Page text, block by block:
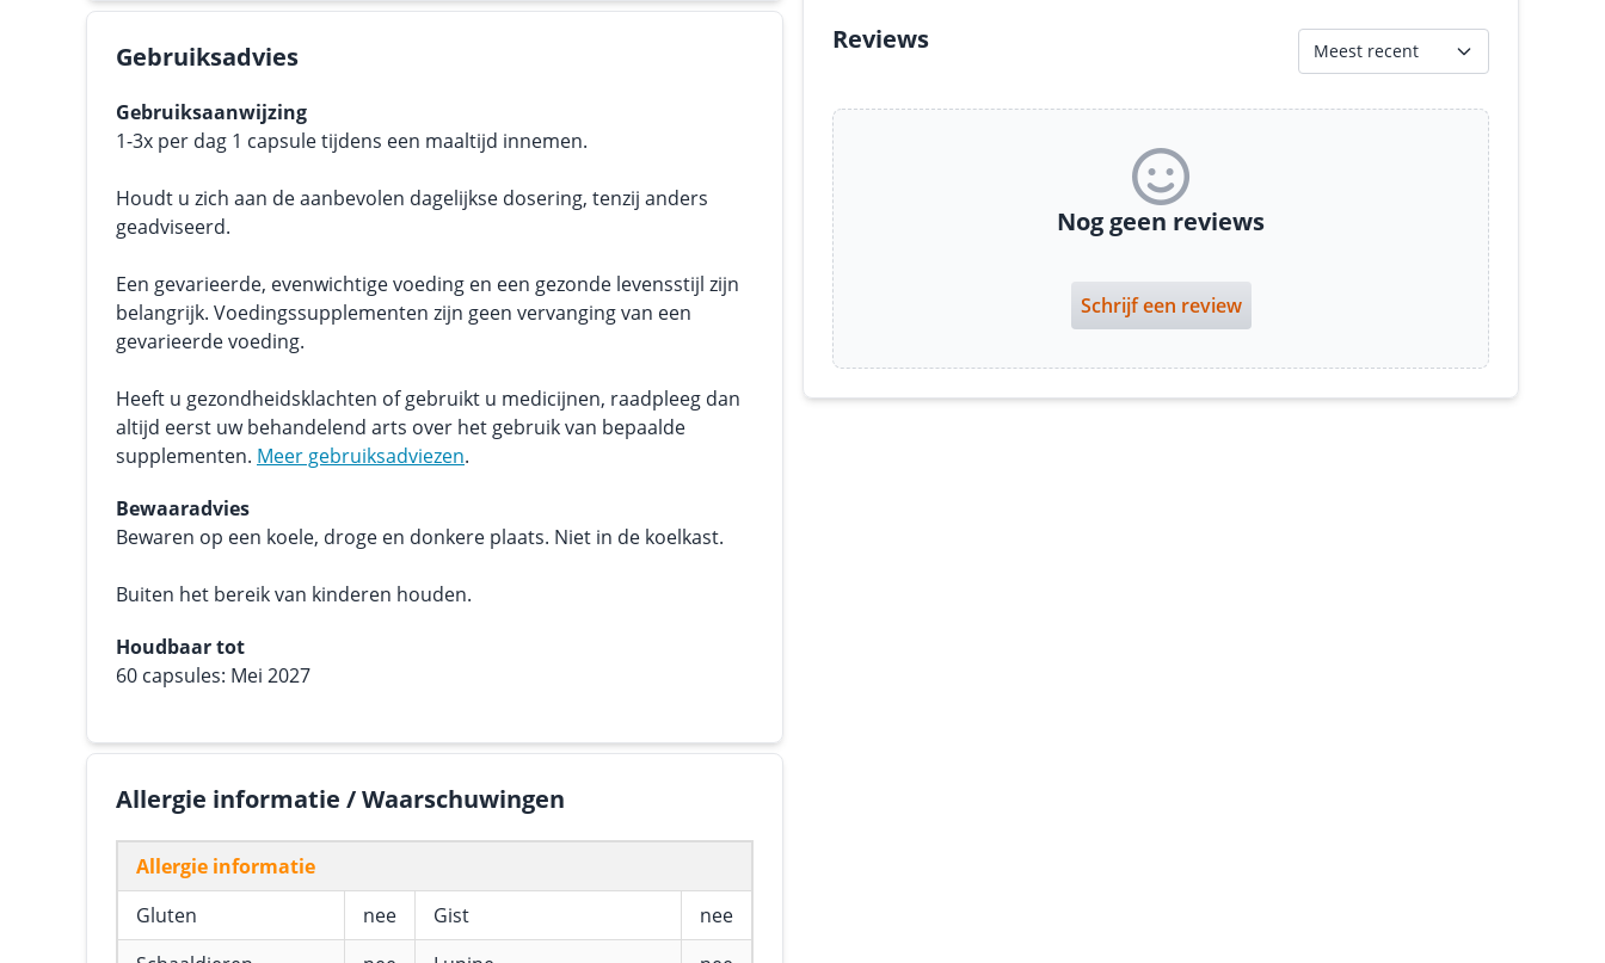
Gebruiksadvies
Gebruiksaanwijzing
1-3x per dag 1 capsule tijdens een maaltijd innemen.
Houdt u zich aan de aanbevolen dagelijkse dosering, tenzij anders
geadviseerd.
Een gevarieerde, evenwichtige voeding en een gezonde levensstijl zijn
belangrijk. Voedingssupplementen zijn geen vervanging van een
gevarieerde voeding.
Heeft u gezondheidsklachten of gebruikt u medicijnen, raadpleeg dan
altijd eerst uw behandelend arts over het gebruik van bepaalde
supplementen. Meer gebruiksadviezen.
Bewaaradvies
Bewaren op een koele, droge en donkere plaats. Niet in de koelkast.
Buiten het bereik van kinderen houden.
Houdbaar tot
60 capsules: Mei 2027
Allergie informatie / Waarschuwingen
Allergie informatie
Gluten
nee Gist
nee
Reviews Meest recent
Nog geen reviews
Schrijf een review